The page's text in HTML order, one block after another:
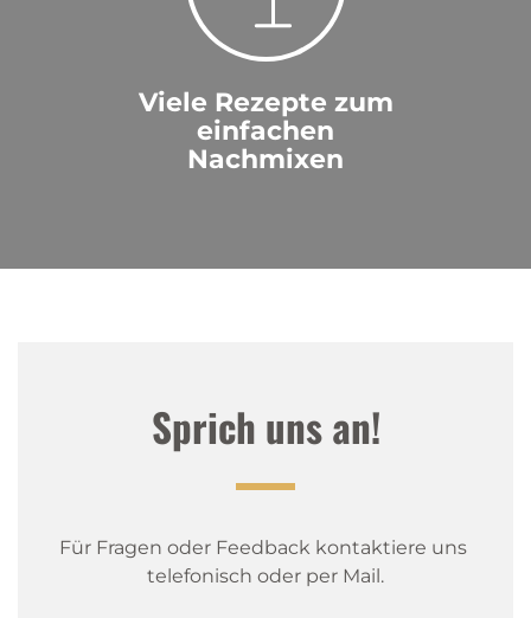
Viele Rezepte zum
einfachen
Nachmixen
Sprich uns an!
Für Fragen oder Feedback kontaktiere uns
telefonisch oder per Mail.